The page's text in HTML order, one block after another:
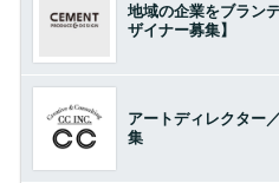
地域の企業をブラン
ザイナー募集】
アートディレクター
集